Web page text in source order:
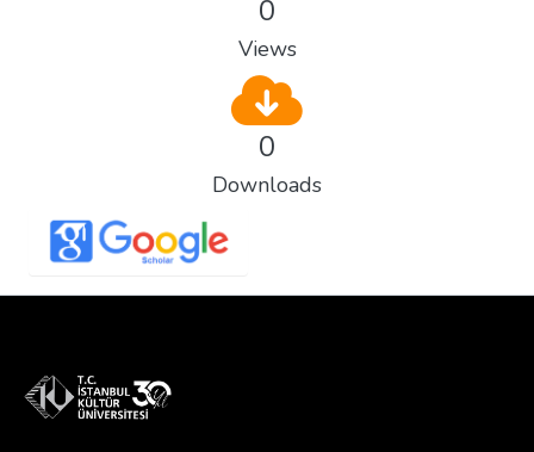
0
Views
0
Downloads